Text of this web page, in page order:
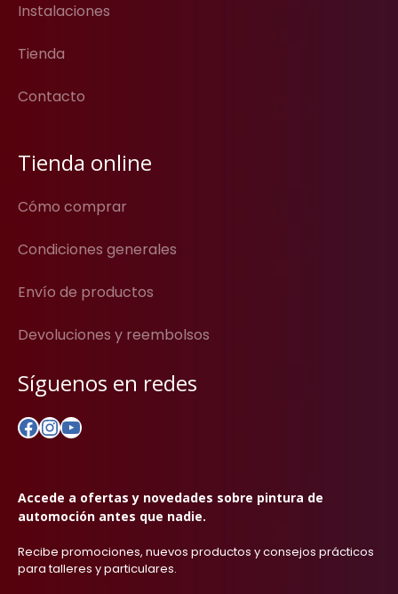
Instalaciones
Tienda
Contacto
Tienda online
Cómo comprar
Condiciones generales
Envío de productos
Devoluciones y reembolsos
Síguenos en redes
Facebook
Instagram
YouTube
Accede a ofertas y novedades sobre pintura de
automoción antes que nadie.
Recibe promociones, nuevos productos y consejos prácticos
para talleres y particulares.